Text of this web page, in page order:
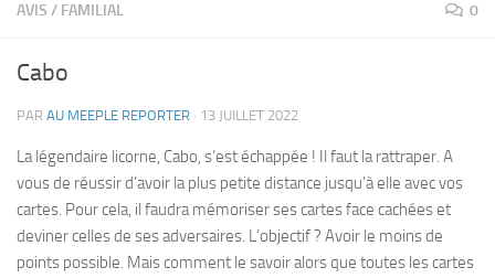
AVIS / FAMILIAL 0
Cabo
PAR AU MEEPLE REPORTER · 13 JUILLET 2022
La légendaire licorne, Cabo, s’est échappée ! Il faut la rattraper. A
vous de réussir d’avoir la plus petite distance jusqu’à elle avec vos
cartes. Pour cela, il faudra mémoriser ses cartes face cachées et
deviner celles de ses adversaires. L’objectif ? Avoir le moins de
points possible. Mais comment le savoir alors que toutes les cartes